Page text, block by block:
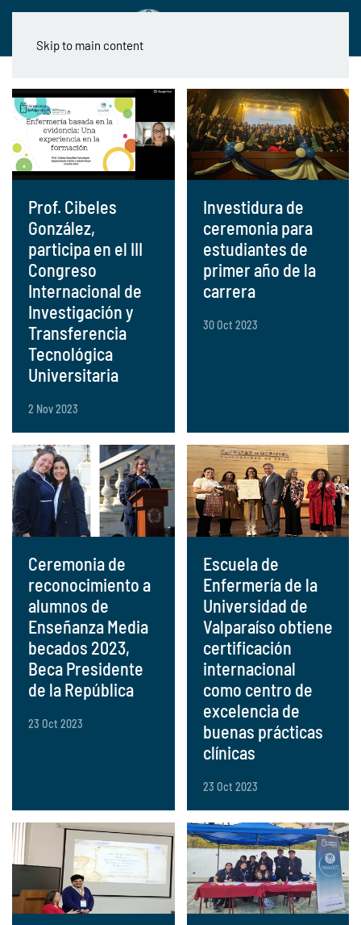
Skip to main content
Prof. Cibeles
González,
participa en el III
Congreso
Internacional de
Investigación y
Transferencia
Tecnológica
Universitaria
2 Nov 2023
Investidura de
ceremonia para
estudiantes de
primer año de la
carrera
30 Oct 2023
Ceremonia de
reconocimiento a
alumnos de
Enseñanza Media
becados 2023,
Beca Presidente
de la República
23 Oct 2023
Escuela de
Enfermería de la
Universidad de
Valparaíso obtiene
certificación
internacional
como centro de
excelencia de
buenas prácticas
clínicas
23 Oct 2023